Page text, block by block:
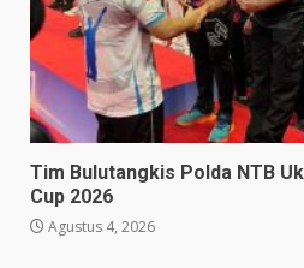
Tim Bulutangkis Polda NTB
Cup 2026
Agustus 4, 2026